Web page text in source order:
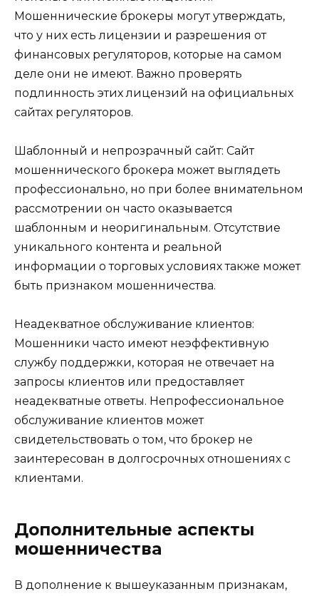
Мошеннические брокеры могут утверждать,
что у них есть лицензии и разрешения от
финансовых регуляторов, которые на самом
деле они не имеют. Важно проверять
подлинность этих лицензий на официальных
сайтах регуляторов.
Шаблонный и непрозрачный сайт: Сайт
мошеннического брокера может выглядеть
профессионально, но при более внимательном
рассмотрении он часто оказывается
шаблонным и неоригинальным. Отсутствие
уникального контента и реальной
информации о торговых условиях также может
быть признаком мошенничества.
Неадекватное обслуживание клиентов:
Мошенники часто имеют неэффективную
службу поддержки, которая не отвечает на
запросы клиентов или предоставляет
неадекватные ответы. Непрофессиональное
обслуживание клиентов может
свидетельствовать о том, что брокер не
заинтересован в долгосрочных отношениях с
клиентами.
Дополнительные аспекты
мошенничества
В дополнение к вышеуказанным признакам,